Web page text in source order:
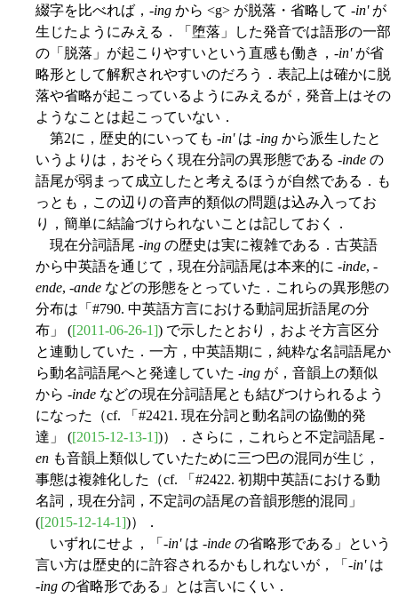
綴字を比べれば，-ing から <g> が脱落・省略して -in' が
生じたようにみえる．「堕落」した発音では語形の一部
の「脱落」が起こりやすいという直感も働き，-in' が省
略形として解釈されやすいのだろう．表記上は確かに脱
落や省略が起こっているようにみえるが，発音上はその
ようなことは起こっていない．
第2に，歴史的にいっても -in' は -ing から派生したと
いうよりは，おそらく現在分詞の異形態である -inde の
語尾が弱まって成立したと考えるほうが自然である．も
っとも，この辺りの音声的類似の問題は込み入ってお
り，簡単に結論づけられないことは記しておく．
現在分詞語尾 -ing の歴史は実に複雑である．古英語
から中英語を通じて，現在分詞語尾は本来的に -inde, -
ende, -ande などの形態をとっていた．これらの異形態の
分布は「#790. 中英語方言における動詞屈折語尾の分
布」 ([2011-06-26-1]) で示したとおり，およそ方言区分
と連動していた．一方，中英語期に，純粋な名詞語尾か
ら動名詞語尾へと発達していた -ing が，音韻上の類似
から -inde などの現在分詞語尾とも結びつけられるよう
になった（cf. 「#2421. 現在分詞と動名詞の協働的発
達」 ([2015-12-13-1])）．さらに，これらと不定詞語尾 -
en も音韻上類似していたために三つ巴の混同が生じ，
事態は複雑化した（cf. 「#2422. 初期中英語における動
名詞，現在分詞，不定詞の語尾の音韻形態的混同」
([2015-12-14-1])）．
いずれにせよ，「-in' は -inde の省略形である」という
言い方は歴史的に許容されるかもしれないが，「-in' は
-ing の省略形である」とは言いにくい．